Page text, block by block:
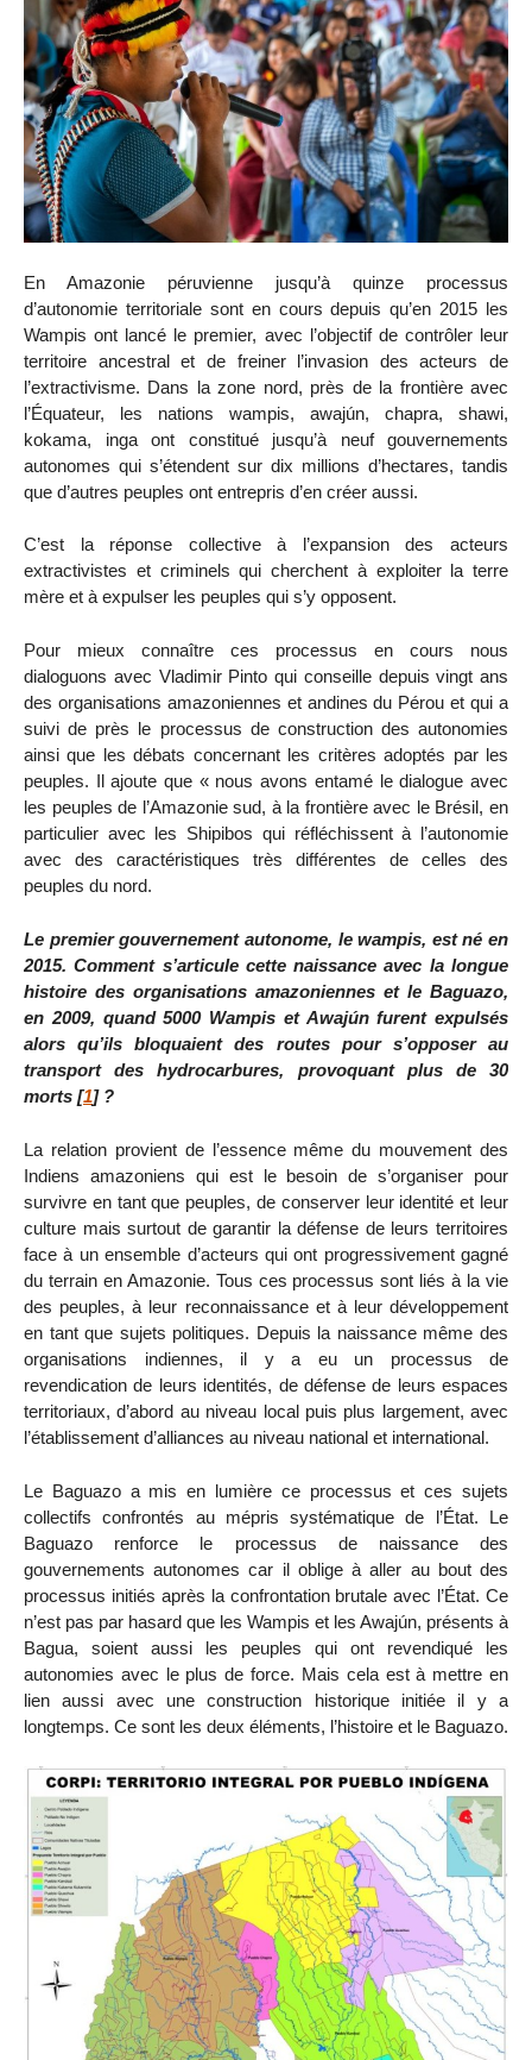
En Amazonie péruvienne jusqu’à quinze processus
d’autonomie territoriale sont en cours depuis qu’en 2015 les
Wampis ont lancé le premier, avec l’objectif de contrôler leur
territoire ancestral et de freiner l’invasion des acteurs de
l’extractivisme. Dans la zone nord, près de la frontière avec
l’Équateur, les nations wampis, awajún, chapra, shawi,
kokama, inga ont constitué jusqu’à neuf gouvernements
autonomes qui s’étendent sur dix millions d’hectares, tandis
que d’autres peuples ont entrepris d’en créer aussi.
C’est la réponse collective à l’expansion des acteurs
extractivistes et criminels qui cherchent à exploiter la terre
mère et à expulser les peuples qui s’y opposent.
Pour mieux connaître ces processus en cours nous
dialoguons avec Vladimir Pinto qui conseille depuis vingt ans
des organisations amazoniennes et andines du Pérou et qui a
suivi de près le processus de construction des autonomies
ainsi que les débats concernant les critères adoptés par les
peuples. Il ajoute que « nous avons entamé le dialogue avec
les peuples de l’Amazonie sud, à la frontière avec le Brésil, en
particulier avec les Shipibos qui réfléchissent à l’autonomie
avec des caractéristiques très différentes de celles des
peuples du nord.
Le premier gouvernement autonome, le wampis, est né en
2015. Comment s’articule cette naissance avec la longue
histoire des organisations amazoniennes et le Baguazo,
en 2009, quand 5000 Wampis et Awajún furent expulsés
alors qu’ils bloquaient des routes pour s’opposer au
transport des hydrocarbures, provoquant plus de 30
morts [1]?
La relation provient de l’essence même du mouvement des
Indiens amazoniens qui est le besoin de s’organiser pour
survivre en tant que peuples, de conserver leur identité et leur
culture mais surtout de garantir la défense de leurs territoires
face à un ensemble d’acteurs qui ont progressivement gagné
du terrain en Amazonie. Tous ces processus sont liés à la vie
des peuples, à leur reconnaissance et à leur développement
en tant que sujets politiques. Depuis la naissance même des
organisations indiennes, il y a eu un processus de
revendication de leurs identités, de défense de leurs espaces
territoriaux, d’abord au niveau local puis plus largement, avec
l’établissement d’alliances au niveau national et international.
Le Baguazo a mis en lumière ce processus et ces sujets
collectifs confrontés au mépris systématique de l’État. Le
Baguazo renforce le processus de naissance des
gouvernements autonomes car il oblige à aller au bout des
processus initiés après la confrontation brutale avec l’État. Ce
n’est pas par hasard que les Wampis et les Awajún, présents à
Bagua, soient aussi les peuples qui ont revendiqué les
autonomies avec le plus de force. Mais cela est à mettre en
lien aussi avec une construction historique initiée il y a
longtemps. Ce sont les deux éléments, l’histoire et le Baguazo.